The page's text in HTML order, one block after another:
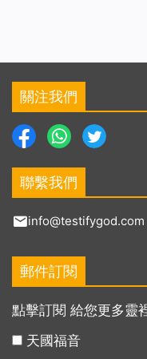
關注我們
聯繫我們
info@testifygod.com
郵件訂閱
點擊訂閱 給您更多靈
天國福音